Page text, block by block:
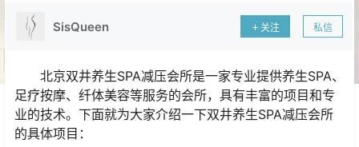
SisQueen 关注 私信
北京双井养生SPA减压会所是一家专业提供养生SPA、
足疗按摩、纤体美容等服务的会所，具有丰富的项目和专
业的技术。下面就为大家介绍一下双井养生SPA减压会所
的具体项目：